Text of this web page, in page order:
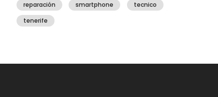
reparación
smartphone
tecnico
tenerife